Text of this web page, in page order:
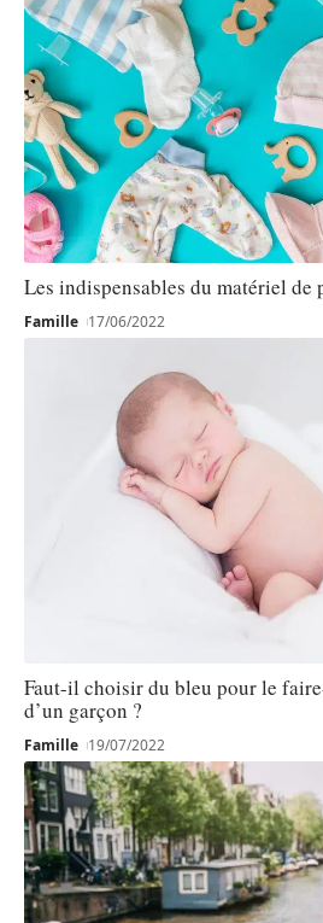
Les indispensables du matériel de
Famille 17/06/2022
Faut-il choisir du bleu pour le
d’un garçon ?
Famille 19/07/2022